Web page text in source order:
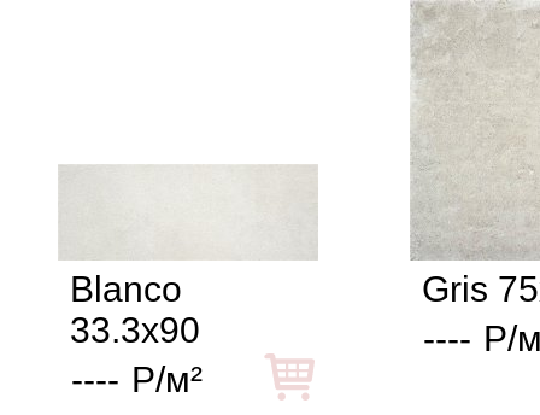
Blanco
33.3x90
---- Р/м²
Gris
---- Р/